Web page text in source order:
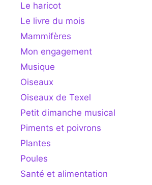
Le haricot
Le livre du mois
Mammifères
Mon engagement
Musique
Oiseaux
Oiseaux de Texel
Petit dimanche musical
Piments et poivrons
Plantes
Poules
Santé et alimentation